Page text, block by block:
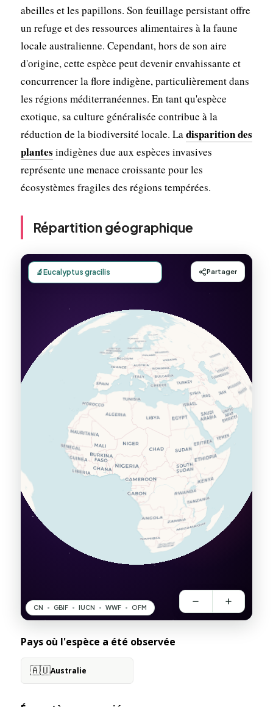
abeilles et les papillons. Son feuillage persistant offre
un refuge et des ressources alimentaires à la faune
locale australienne. Cependant, hors de son aire
d'origine, cette espèce peut devenir envahissante et
concurrencer la flore indigène, particulièrement dans
les régions méditerranéennes. En tant qu'espèce
exotique, sa culture généralisée contribue à la
réduction de la biodiversité locale. Ladisparition des
plantes indigènes due aux espèces invasives
représente une menace croissante pour les
écosystèmes fragiles des régions tempérées.
Répartition géographique
Pays où l'espèce a été observée
🇦🇺Australie